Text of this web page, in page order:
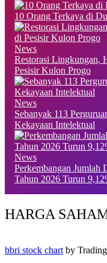
10 Orang Terkaya di
News
Restorasi Lingkungan,
Pesisir Kulon Progo
News
Sebanyak 113
Kekayaan Intelektual
News
Perkembangan Jumlah
Tahun 2026 Turun
HARGA
bbri stock chartby